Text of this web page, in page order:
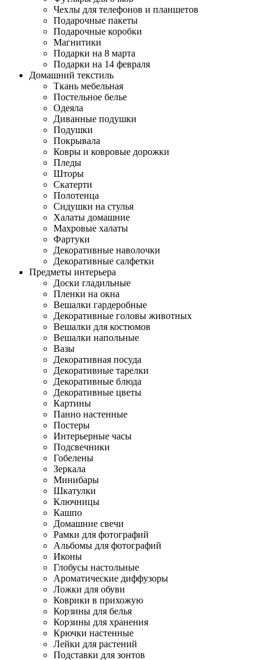
Чехлы для телефонов и планшетов
Подарочные пакеты
Подарочные коробки
Магнитики
Подарки на 8 марта
Подарки на 14 февраля
Домашний текстиль
Ткань мебельная
Постельное белье
Одеяла
Диванные подушки
Подушки
Покрывала
Ковры и ковровые дорожки
Пледы
Шторы
Скатерти
Полотенца
Сидушки на стулья
Халаты домашние
Махровые халаты
Фартуки
Декоративные наволочки
Декоративные салфетки
Предметы интерьера
Доски гладильные
Пленки на окна
Вешалки гардеробные
Декоративные головы животных
Вешалки для костюмов
Вешалки напольные
Вазы
Декоративная посуда
Декоративные тарелки
Декоративные блюда
Декоративные цветы
Картины
Панно настенные
Постеры
Интерьерные часы
Подсвечники
Гобелены
Зеркала
Минибары
Шкатулки
Ключницы
Кашпо
Домашние свечи
Рамки для фотографий
Альбомы для фотографий
Иконы
Глобусы настольные
Ароматические диффузоры
Ложки для обуви
Коврики в прихожую
Корзины для белья
Корзины для хранения
Крючки настенные
Лейки для растений
Подставки для зонтов